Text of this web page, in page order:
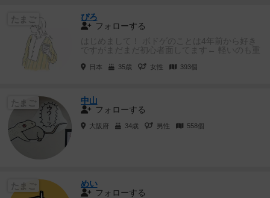
たまご
ぴろ
フォローする
はじめまして！ ボドゲのことは4年前から好き
ですがまだまだ初心者面してます← 軽いのも重
日本 35歳 女性 393個
たまご
中山
フォローする
大阪府 34歳 男性 558個
たまご
めい
フォローする